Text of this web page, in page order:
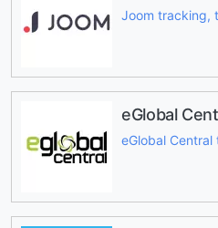
Joom tracking,
eGlobal
eGlobal